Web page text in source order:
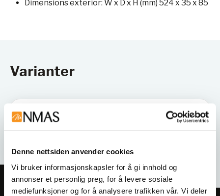
Denne nettsiden anvender cookies
Vi bruker informasjonskapsler for å gi innhold og
annonser et personlig preg, for å levere sosiale
mediefunksjoner og for å analysere trafikken vår. Vi deler
Dimensions exterior: W x D x H (mm) 524 x 35 x 85
Varianter